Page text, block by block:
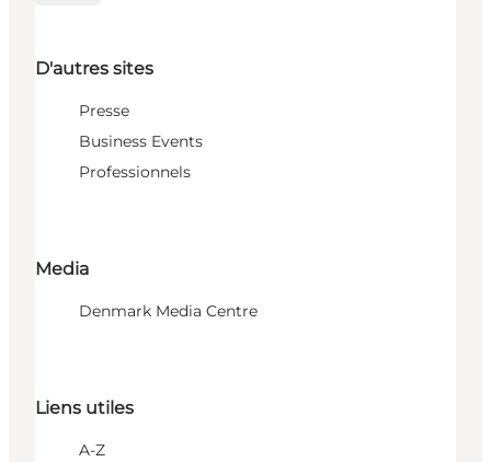
D'autres sites
Presse
Business Events
Professionnels
Media
Denmark Media Centre
Liens utiles
A-Z